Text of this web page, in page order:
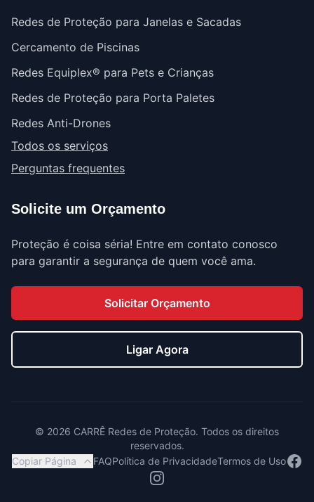
Redes de Proteção para Janelas e Sacadas
Cercamento de Piscinas
Redes Equiplex® para Pets e Crianças
Redes de Proteção para Porta Paletes
Redes Anti-Drones
Todos os serviços
Perguntas frequentes
Solicite um Orçamento
Proteção é coisa séria! Entre em contato conosco
para garantir a segurança de quem você ama.
Solicitar Orçamento
Ligar Agora
© 2026 CARRÊ Redes de Proteção. Todos os direitos
reservados.
Copiar Página
FAQPolítica de PrivacidadeTermos de Uso
Instagram